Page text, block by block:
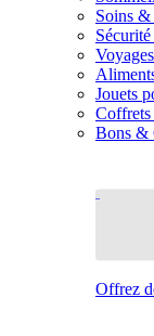
Soins &
Jouets
Coffrets
Bons &
Offrez